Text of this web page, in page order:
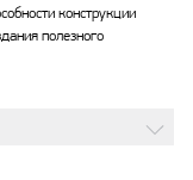
конструкции
полезного